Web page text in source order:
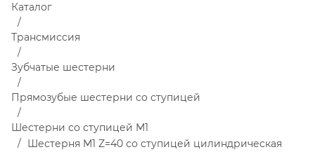
Каталог
Трансмиссия
Зубчатые шестерни
Прямозубые шестерни со ступицей
Шестерни со ступицей М1
Шестерня M1 Z=40 со ступицей цилиндрическая